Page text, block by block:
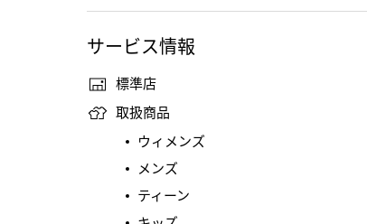
サービス情報
標準店
取扱商品
ウィメンズ
メンズ
ティーン